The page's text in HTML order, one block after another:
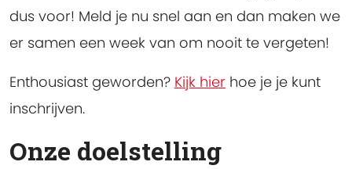
dus voor! Meld je nu snel aan en dan maken we
er samen een week van om nooit te vergeten!
Enthousiast geworden? Kijk hier hoe je je kunt
inschrijven.
Onze doelstelling